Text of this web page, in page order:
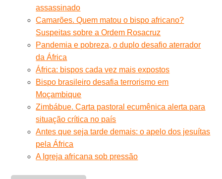
assassinado
Camarões. Quem matou o bispo africano?
Suspeitas sobre a Ordem Rosacruz
Pandemia e pobreza, o duplo desafio aterrador
da África
África: bispos cada vez mais expostos
Bispo brasileiro desafia terrorismo em
Moçambique
Zimbábue. Carta pastoral ecumênica alerta para
situação crítica no país
Antes que seja tarde demais: o apelo dos jesuítas
pela África
A Igreja africana sob pressão